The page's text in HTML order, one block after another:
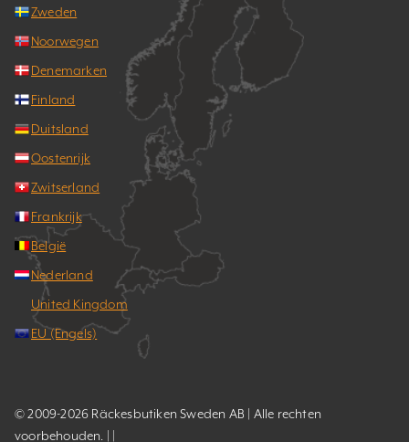
Zweden
Noorwegen
Denemarken
Finland
Duitsland
Oostenrijk
Zwitserland
Frankrijk
België
Nederland
United Kingdom
EU (Engels)
© 2009-2026 Räckesbutiken Sweden AB | Alle rechten
voorbehouden. | |